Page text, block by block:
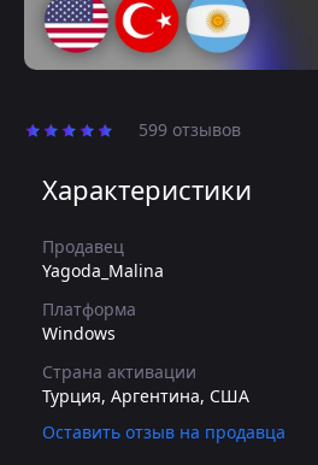
599 отзывов
Характеристики
Продавец
Yagoda_Malina
Платформа
Windows
Страна активации
Турция, Аргентина, США
Оставить отзыв на продавца